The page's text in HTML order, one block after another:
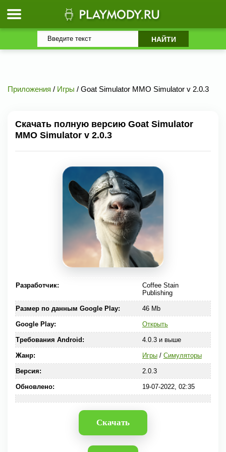
Приложения / Игры / Goat Simulator MMO Simulator v 2.0.3
Скачать полную версию Goat Simulator
MMO Simulator v 2.0.3
Разработчик:
Coffee Stain
Publishing
Размер по данным Google Play: 46 Mb
Google Play: Открыть
Требования Android: 4.0.3 и выше
Жанр: Игры/ Симуляторы
Версия: 2.0.3
Обновлено: 19-07-2022, 02:35
Скачать